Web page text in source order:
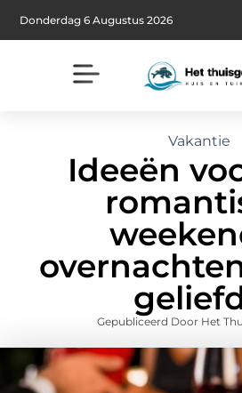
Donderdag 6 Augustus 2026
Vakantie
Ideeën
Gepubliceerd Door Het